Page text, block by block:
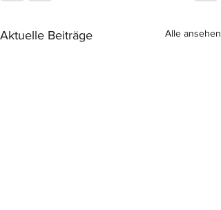
Aktuelle Beiträge Alle ansehen